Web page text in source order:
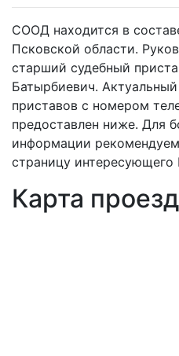
СООД находится в
Псковской области.
старший судебный
Батырбиевич.
приставов с номером
предоставлен ниже. Для
информации
страницу интересующего
Карта